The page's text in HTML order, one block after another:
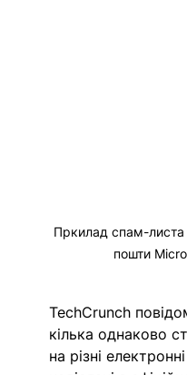
Пркилад спам-листа
пошти
TechCrunch
кілька однаково
на різні